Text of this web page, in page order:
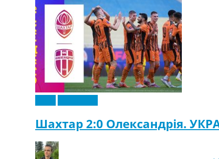
Шахтар 2:0 Олександрія.